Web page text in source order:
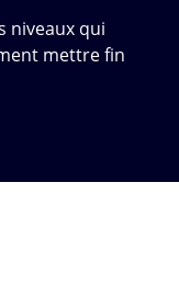
niveaux qui
mettre fin